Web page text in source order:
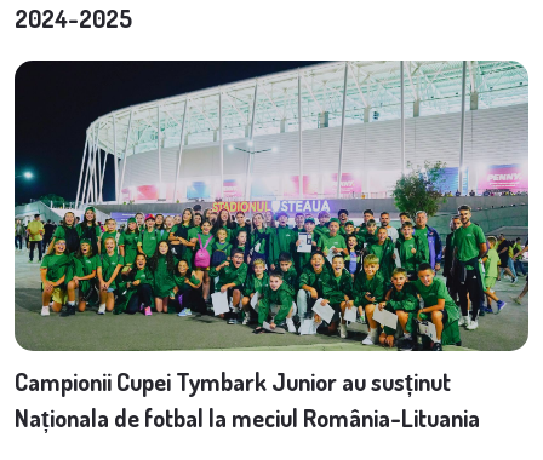
2024-2025
Campionii Cupei Tymbark Junior au susținut
Naționala de fotbal la meciul România-Lituania